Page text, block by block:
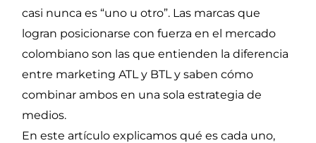
casi nunca es “uno u otro”. Las marcas que
logran posicionarse con fuerza en el mercado
colombiano son las que entienden la diferencia
entre marketing ATL y BTL y saben cómo
combinar ambos en una sola estrategia de
medios.
En este artículo explicamos qué es cada uno,